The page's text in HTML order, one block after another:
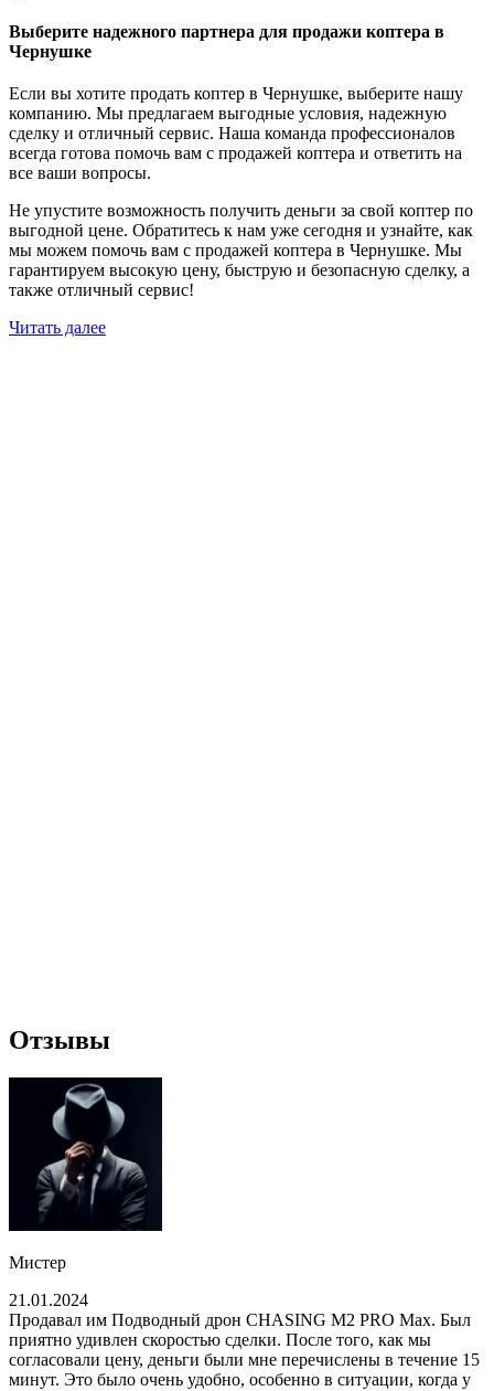
Выберите надежного партнера для продажи коптера в
Чернушке
Если вы хотите продать коптер в Чернушке, выберите нашу
компанию. Мы предлагаем выгодные условия, надежную
сделку и отличный сервис. Наша команда профессионалов
всегда готова помочь вам с продажей коптера и ответить на
все ваши вопросы.
Не упустите возможность получить деньги за свой коптер по
выгодной цене. Обратитесь к нам уже сегодня и узнайте, как
мы можем помочь вам с продажей коптера в Чернушке. Мы
гарантируем высокую цену, быструю и безопасную сделку, а
также отличный сервис!
Читать далее
Отзывы
Мистер
21.01.2024
Продавал им Подводный дрон CHASING M2 PRO Max. Был
приятно удивлен скоростью сделки. После того, как мы
согласовали цену, деньги были мне перечислены в течение 15
минут. Это было очень удобно, особенно в ситуации, когда у